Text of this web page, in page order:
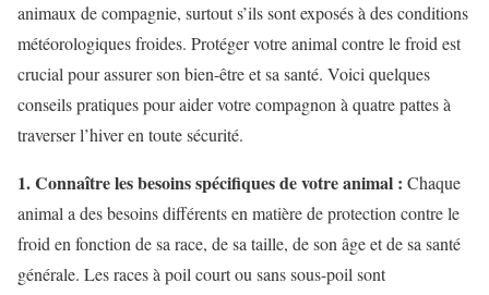
animaux de compagnie, surtout s’ils sont exposés à des conditions
météorologiques froides. Protéger votre animal contre le froid est
crucial pour assurer son bien-être et sa santé. Voici quelques
conseils pratiques pour aider votre compagnon à quatre pattes à
traverser l’hiver en toute sécurité.
1. Connaître les besoins spécifiques de votre animal : Chaque
animal a des besoins différents en matière de protection contre le
froid en fonction de sa race, de sa taille, de son âge et de sa santé
générale. Les races à poil court ou sans sous-poil sont